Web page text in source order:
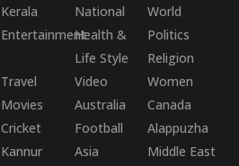
Kerala National
World
EntertainmentHealth &
Life Style
Politics
Religion
Travel Video
Women
Movies Australia
Canada
Cricket Football
Alappuzha
Kannur Asia
Middle East